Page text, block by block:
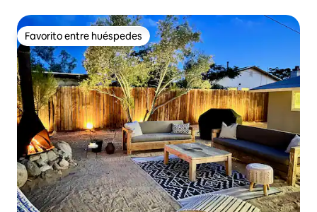
Favorito entre huéspedes
Favorito entre huéspedes